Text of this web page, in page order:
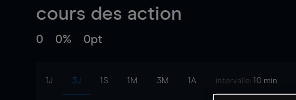
cours des action
0 0% 0pt
1J 3J 1S 1M 3M 1A intervalle: 10 min